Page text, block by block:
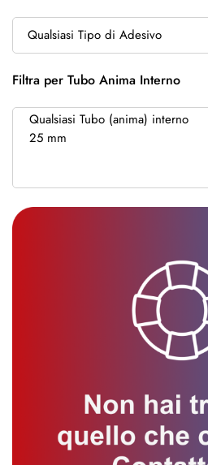
Filtra per Tubo Anima Interno